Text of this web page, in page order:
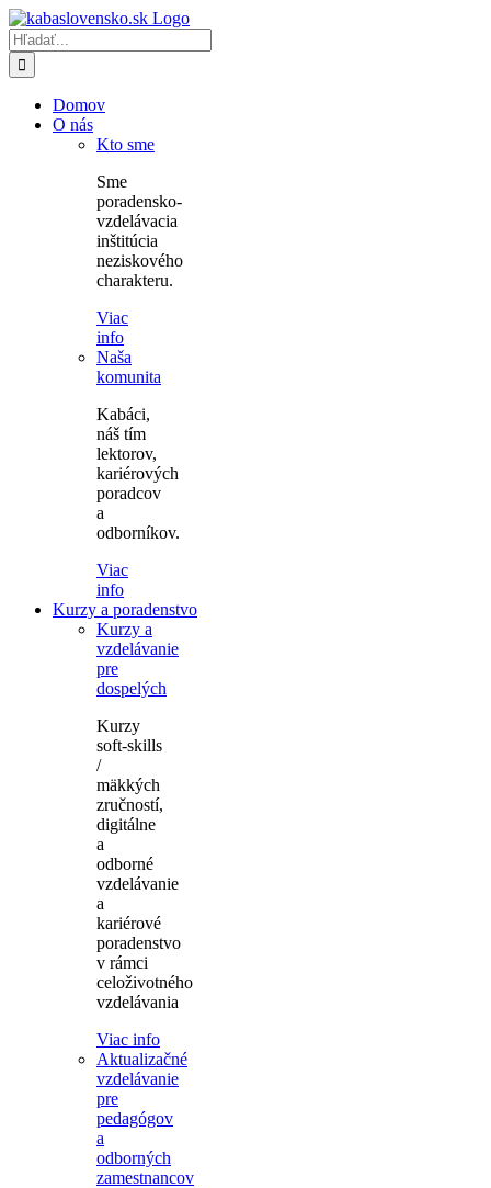
Skip
to
content
Hľadať:
Domov
O nás
Kto sme
Sme
poradensko-
vzdelávacia
inštitúcia
neziskového
charakteru.
Viac
info
Naša
komunita
Kabáci,
náš tím
lektorov,
kariérových
poradcov
a
odborníkov.
Viac
info
Kurzy a poradenstvo
Kurzy a
vzdelávanie
pre
dospelých
Kurzy
soft-skills
/
mäkkých
zručností,
digitálne
a
odborné
vzdelávanie
a
kariérové
poradenstvo
v rámci
celoživotného
vzdelávania
Viac info
Aktualizačné
vzdelávanie
pre
pedagógov
a
odborných
zamestnancov